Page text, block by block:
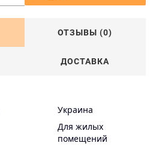
ОТЗЫВЫ (0)
ДОСТАВКА
Украина
Для жилых
помещений